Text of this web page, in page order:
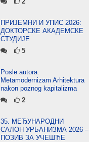
ПРИЈЕМНИ И УПИС 2026:
ДОКТОРСКЕ АКАДЕМСКЕ
СТУДИЈЕ
5
Posle autora:
Metamodernizam Arhitektura
nakon poznog kapitalizma
2
35. МЕЂУНАРОДНИ
САЛОН УРБАНИЗМА 2026 –
ПОЗИВ ЗА УЧЕШЋЕ